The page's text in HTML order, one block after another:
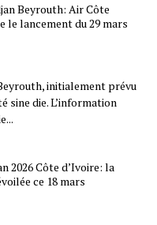
Beyrouth: Air Côte
le lancement du 29 mars
initialement prévu
sine die. L’information
2026 Côte d’Ivoire: la
ce 18 mars